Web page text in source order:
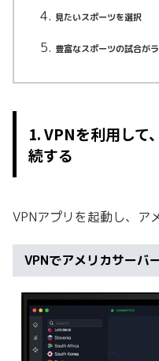
見たいスポーツを選択
豊富なスポーツの試合が
1. VPNを利用して
続する
VPNアプリを起動し、ア
VPNでアメリカサーバ